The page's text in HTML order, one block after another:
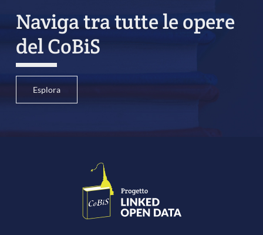
Naviga tra tutte le opere
del CoBiS
Esplora